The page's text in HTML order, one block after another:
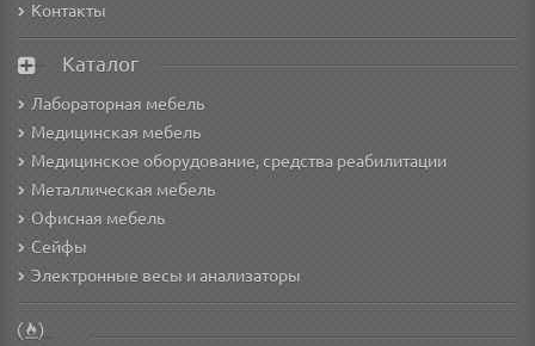
Контакты
Каталог
Лабораторная мебель
Медицинская мебель
Медицинское оборудование, средства реабилитации
Металлическая мебель
Офисная мебель
Сейфы
Электронные весы и анализаторы